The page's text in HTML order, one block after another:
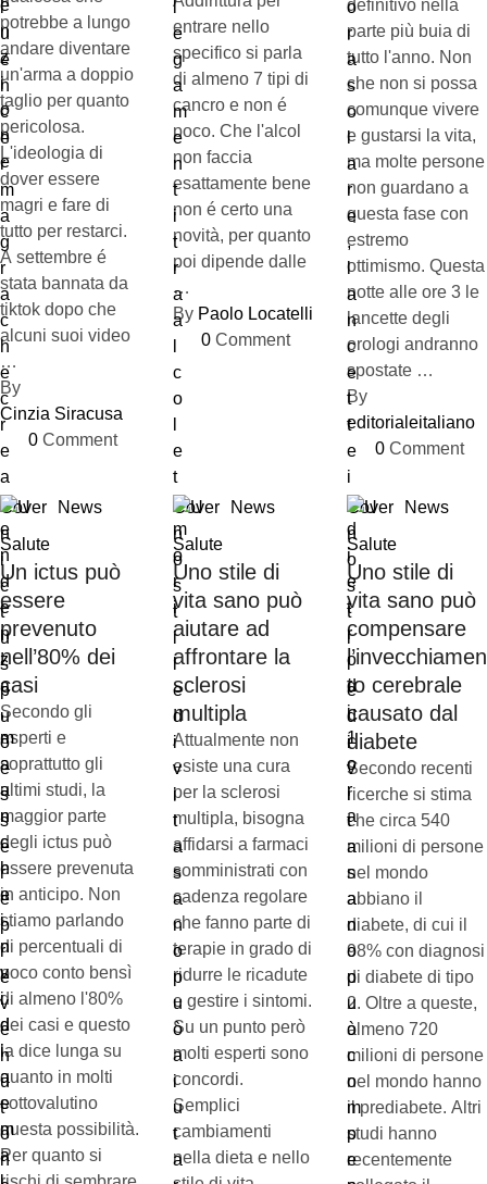
potrebbe a lungo
andare diventare
un'arma a doppio
taglio per quanto
pericolosa.
L'ideologia di
dover essere
magri e fare di
tutto per restarci.
A settembre é
stata bannata da
tiktok dopo che
alcuni suoi video
…
By
Cinzia Siracusa
0 Comment
entrare nello
specifico si parla
di almeno 7 tipi di
cancro e non é
poco. Che l'alcol
non faccia
esattamente bene
non é certo una
novità, per quanto
poi dipende dalle
…
By Paolo Locatelli
0 Comment
definitivo nella
parte più buia di
tutto l'anno. Non
che non si possa
comunque vivere
e gustarsi la vita,
ma molte persone
non guardano a
questa fase con
estremo
ottimismo. Questa
notte alle ore 3 le
lancette degli
orologi andranno
spostate …
By
editorialeitaliano
0 Comment
Cover
News
Salute
Un ictus può
essere
prevenuto
nell’80% dei
casi
Secondo gli
esperti e
soprattutto gli
ultimi studi, la
maggior parte
degli ictus può
essere prevenuta
in anticipo. Non
stiamo parlando
di percentuali di
poco conto bensì
di almeno l'80%
dei casi e questo
la dice lunga su
quanto in molti
sottovalutino
questa possibilità.
Per quanto si
Cover
News
Salute
Uno stile di
vita sano può
aiutare ad
affrontare la
sclerosi
multipla
Attualmente non
esiste una cura
per la sclerosi
multipla, bisogna
affidarsi a farmaci
somministrati con
cadenza regolare
che fanno parte di
terapie in grado di
ridurre le ricadute
e gestire i sintomi.
Su un punto però
molti esperti sono
concordi.
Semplici
cambiamenti
nella dieta e nello
Cover
News
Salute
Uno stile di
vita sano può
compensare
l’invecchiamen
to cerebrale
causato dal
diabete
Secondo recenti
ricerche si stima
che circa 540
milioni di persone
nel mondo
abbiano il
diabete, di cui il
98% con diagnosi
di diabete di tipo
2. Oltre a queste,
almeno 720
milioni di persone
nel mondo hanno
il prediabete. Altri
studi hanno
recentemente